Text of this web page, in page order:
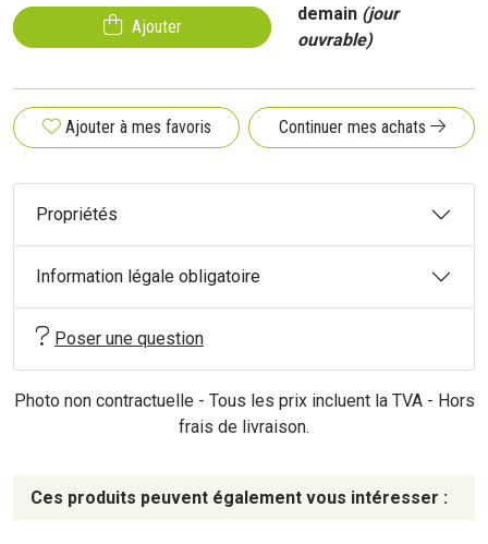
Ajouter
demain (jour
ouvrable)
Ajouter à mes favoris Continuer mes achats
Propriétés
Information légale obligatoire
Poser une question
Photo non contractuelle - Tous les prix incluent la TVA - Hors
frais de livraison.
Ces produits peuvent également vous intéresser :